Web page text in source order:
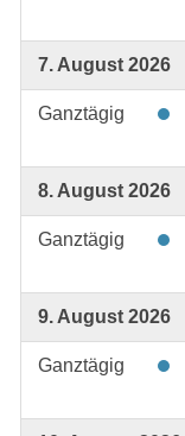
7. August 2026
Ganztägig
8. August 2026
Ganztägig
9. August 2026
Ganztägig